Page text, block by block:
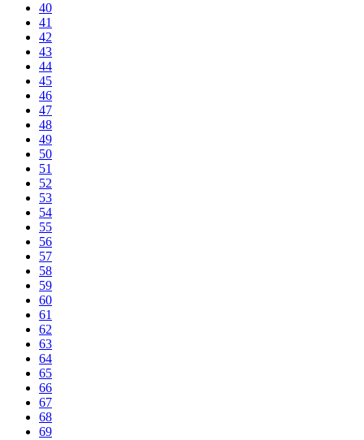
40
41
42
43
44
45
46
47
48
49
50
51
52
53
54
55
56
57
58
59
60
61
62
63
64
65
66
67
68
69